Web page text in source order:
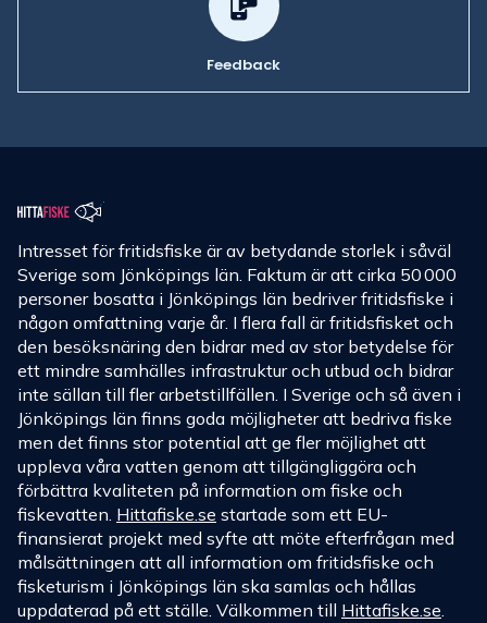
Feedback
Intresset för fritidsfiske är av betydande storlek i såväl
Sverige som Jönköpings län. Faktum är att cirka 50 000
personer bosatta i Jönköpings län bedriver fritidsfiske i
någon omfattning varje år. I flera fall är fritidsfisket och
den besöksnäring den bidrar med av stor betydelse för
ett mindre samhälles infrastruktur och utbud och bidrar
inte sällan till fler arbetstillfällen. I Sverige och så även i
Jönköpings län finns goda möjligheter att bedriva fiske
men det finns stor potential att ge fler möjlighet att
uppleva våra vatten genom att tillgängliggöra och
förbättra kvaliteten på information om fiske och
fiskevatten. Hittafiske.se startade som ett EU-
finansierat projekt med syfte att möte efterfrågan med
målsättningen att all information om fritidsfiske och
fisketurism i Jönköpings län ska samlas och hållas
uppdaterad på ett ställe. Välkommen till Hittafiske.se.